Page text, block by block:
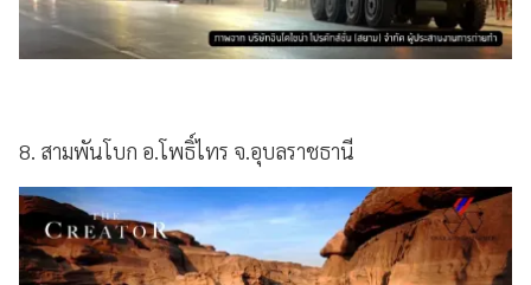
8. สามพันโบก อ.โพธิ์ไทร จ.อุบลราชธานี